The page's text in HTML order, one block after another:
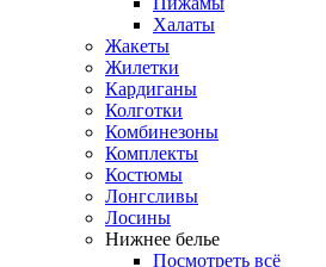
Халаты
Жакеты
Жилетки
Кардиганы
Колготки
Комбинезоны
Комплекты
Костюмы
Лонгсливы
Лосины
Нижнее белье
Посмотреть всё